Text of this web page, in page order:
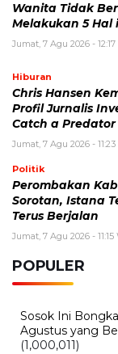
Wanita Tidak
Melakukan 5 Hal
Jumat, 7 Agu 2026 -
Hiburan
Chris Hansen
Profil Jurnalis
Catch a Predator
Jumat, 7 Agu 2026 -
Politik
Perombakan
Sorotan, Istana
Terus Berjalan
Jumat, 7 Agu 2026 - 11:15
POPULER
Sosok Ini
Agustus yang
(1,000,011)